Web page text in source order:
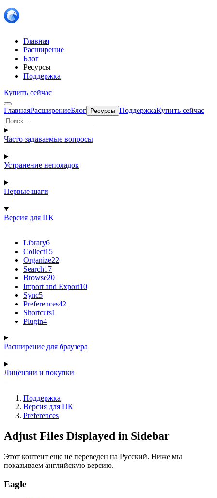
Главная
Расширение
Блог
Ресурсы
Поддержка
Купить сейчас
ГлавнаяРасширениеБлог Ресурсы ПоддержкаКупить сейчас
Часто задаваемые вопросы
Устранение неполадок
Первые шаги
Версия для ПК
Library6
Collect15
Organize22
Search17
Browse20
Import and Export10
Sync5
Preferences42
Shortcuts1
Plugin4
Расширение для браузера
Лицензии и покупки
Поддержка
Версия для ПК
Preferences
Adjust Files Displayed in Sidebar
Этот контент еще не переведен на Русский. Ниже мы
показываем английскую версию.
Eagle